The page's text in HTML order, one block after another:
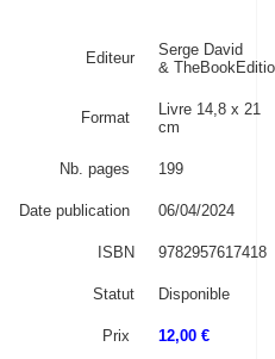
Editeur
Serge David
&
Format
Livre 14,8 x 21
cm
Nb. pages 199
Date publication 06/04/2024
ISBN 9782957617418
Statut Disponible
Prix 12,00 €